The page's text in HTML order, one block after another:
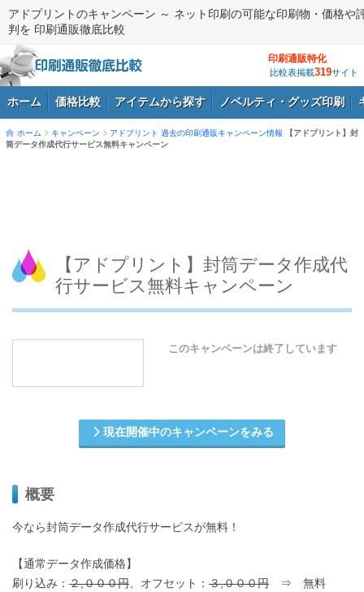
アドプリントのキャンペーン ～ ネット印刷の可能な印刷物・価格や
判を 印刷通販徹底比較
印刷通販特化
比較表掲載319サイト
ホーム 価格比較 アイテムから探す ノベルティ・グッズ印刷
ホーム キャンペーン アドプリント 過去の印刷通販キャンペーン情報
【アドプリント】封
筒データ作成代行サービス無料キャンペーン
【アドプリント】封筒データ作成代
行サービス無料キャンペーン
このキャンペーンは終了しています
現在開催中のキャンペーンをみる
概要
今なら封筒データ作成代行サービスが無料！
【通常データ作成価格】
刷り込み： ２,０００円 、オフセット： ３,０００円 ⇒ 無料